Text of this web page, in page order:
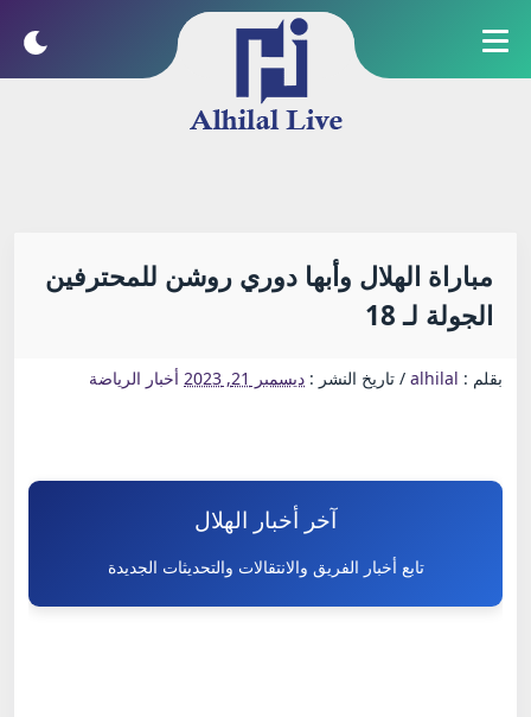
مباراة الهلال وأبها دوري روشن للمحترفين
الجولة لـ 18
بقلم : alhilal
/ تاريخ النشر : ديسمبر 21, 2023 أخبار الرياضة
آخر أخبار الهلال
تابع أخبار الفريق والانتقالات والتحديثات الجديدة